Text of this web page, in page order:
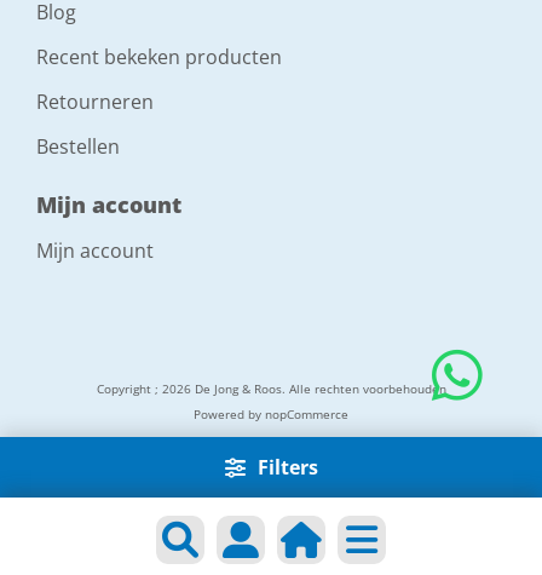
Filters
Blog
Recent bekeken producten
Retourneren
Bestellen
Mijn account
Mijn account
Copyright ; 2026 De Jong & Roos. Alle rechten voorbehouden
Powered by nopCommerce